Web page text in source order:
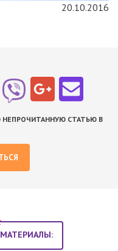
20.10.2016
СТАТЬЮ В